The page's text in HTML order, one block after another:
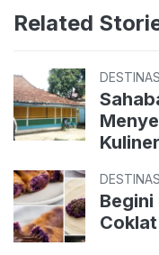
Related
Begini